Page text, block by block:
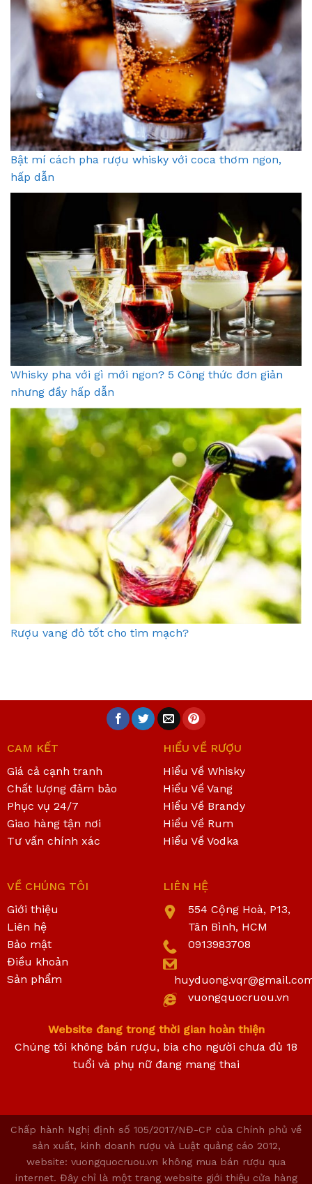
Bật mí cách pha rượu whisky với coca thơm ngon,
hấp dẫn
Whisky pha với gì mới ngon? 5 Công thức đơn giản
nhưng đầy hấp dẫn
Rượu vang đỏ tốt cho tim mạch?
CAM KẾT
Giá cả cạnh tranh
Chất lượng đảm bảo
Phục vụ 24/7
Giao hàng tận nơi
Tư vấn chính xác
HIỂU VỀ RƯỢU
Hiểu Về Whisky
Hiểu Về Vang
Hiểu Về Brandy
Hiểu Về Rum
Hiểu Về Vodka
VỀ CHÚNG TÔI
Giới thiệu
Liên hệ
Bảo mật
Điều khoản
Sản phẩm
LIÊN HỆ
554 Cộng Hoà, P13,
Tân Bình, HCM
0913983708
vuongquocruou.vn
Website đang trong thời gian hoàn thiện
Chúng tôi không bán rượu, bia cho người chưa đủ 18
tuổi và phụ nữ đang mang thai
Chấp hành Nghị định số 105/2017/NĐ-CP của Chính phủ về
sản xuất, kinh doanh rượu và Luật quảng cáo 2012,
website: vuongquocruou.vn không mua bán rượu qua
internet. Đây chỉ là một trang website giới thiệu cửa hàng